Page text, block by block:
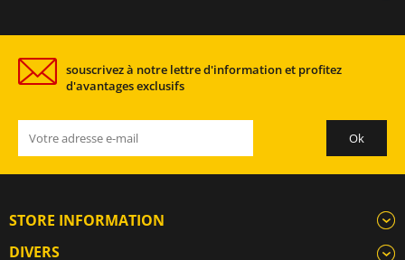
souscrivez à notre lettre d'information et profitez
d'avantages exclusifs
STORE INFORMATION
DIVERS